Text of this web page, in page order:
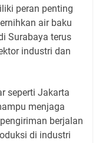
peran penting
air baku
Surabaya terus
industri dan
seperti Jakarta
menjaga
berjalan
di industri